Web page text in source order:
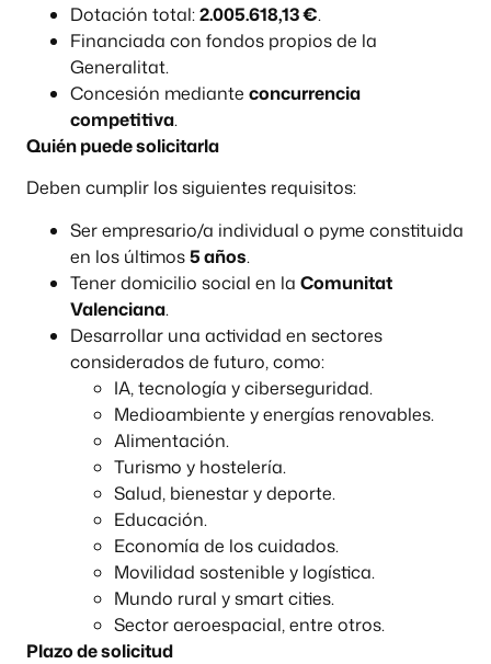
Dotación total:2.005.618,13 €.
Financiada con fondos propios de la
Generalitat.
Concesión mediante concurrencia
competitiva.
Quién puede solicitarla
Deben cumplir los siguientes requisitos:
Ser empresario/a individual o pyme constituida
en los últimos5 años.
Tener domicilio social en la Comunitat
Valenciana.
Desarrollar una actividad en sectores
considerados de futuro, como:
IA, tecnología y ciberseguridad.
Medioambiente y energías renovables.
Alimentación.
Turismo y hostelería.
Salud, bienestar y deporte.
Educación.
Economía de los cuidados.
Movilidad sostenible y logística.
Mundo rural y smart cities.
Sector aeroespacial, entre otros.
Plazo de solicitud